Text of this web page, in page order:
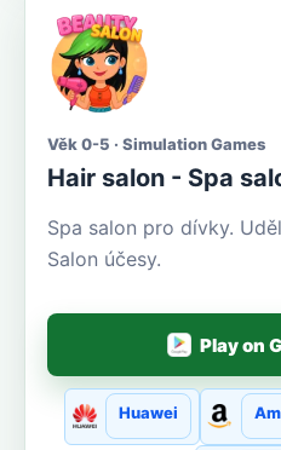
Věk 0-5 · Simulation Games
Hair salon - Spa
Spa salon pro dívky.
Salon účesy.
Play on
Huawei